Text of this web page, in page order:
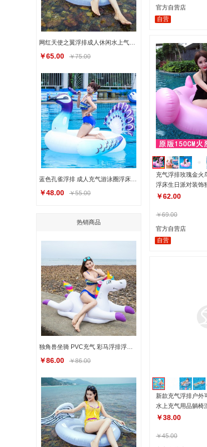
网红天使之翼浮排成人休闲水上气垫游泳圈泳池派对玩具
￥65.00 ￥75.00
蓝色孔雀浮排 成人充气游泳圈浮床水上运动用品现货充气浮排
￥48.00 ￥55.00
热销商品
独角兽坐骑 PVC充气 彩马浮排浮床成人儿童充气水上游泳坐骑
￥86.00 ￥86.00
官方自营店
自营
充气浮排玫瑰金火
浮床生日派对装饰
￥62.00
￥69.00
官方自营店
自营
新款充气浮排户外
水上充气用品躺椅
￥38.00
￥45.00